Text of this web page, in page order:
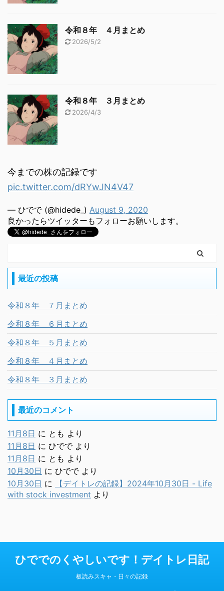
令和８年 ４月まとめ
2026/5/2
令和８年 ３月まとめ
2026/4/3
今までの株の記録です
pic.twitter.com/dRYwJN4V47
— ひでで (@hidede_) August 9, 2020
良かったらツイッターもフォローお願いします。
最近の投稿
令和８年 ７月まとめ
令和８年 ６月まとめ
令和８年 ５月まとめ
令和８年 ４月まとめ
令和８年 ３月まとめ
最近のコメント
11月8日 に とも より
11月8日 に ひででより
11月8日 に とも より
10月30日 に ひででより
10月30日 に
【デイトレの記録】2024年10月30日 - Life
with stock investment より
ひででのくやしいです！デイトレ日記
板読みスキャ・日々の記録